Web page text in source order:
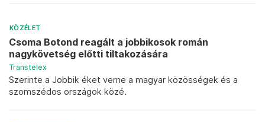
KÖZÉLET
Csoma Botond reagált a jobbikosok román
nagykövetség előtti tiltakozására
Transtelex
Szerinte a Jobbik éket verne a magyar közösségek és a
szomszédos országok közé.